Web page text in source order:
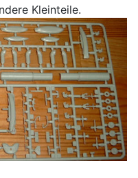
Kleinteile.